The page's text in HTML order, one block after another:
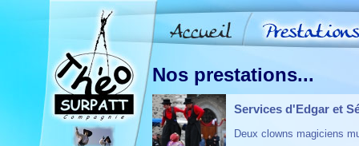
Nos prestations...
Services d'Edgar et
Deux clowns magiciens